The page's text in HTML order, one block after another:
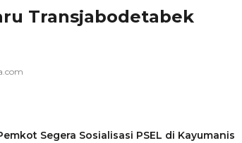
Transjabodetabek
Segera Sosialisasi PSEL di Kayumanis